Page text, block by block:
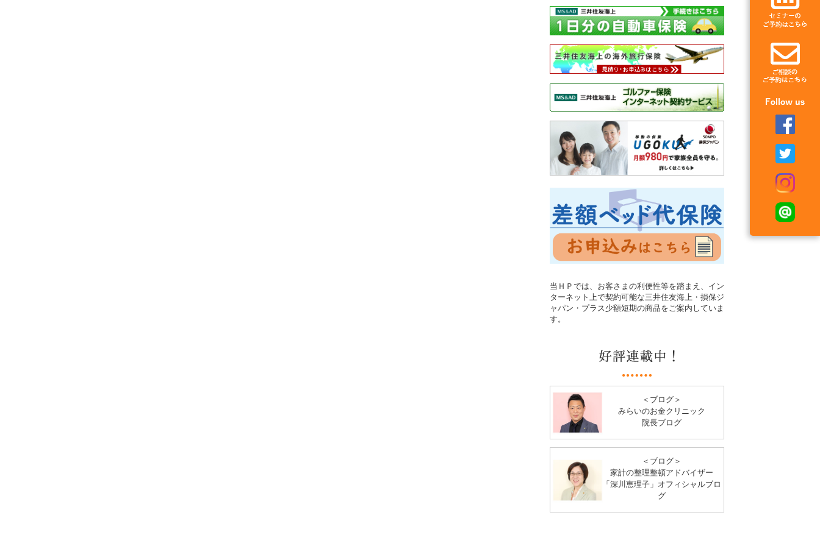
当ＨＰでは、お客さまの利便性等を踏まえ、イン
ターネット上で契約可能な三井住友海上・損保ジ
ャパン・プラス少額短期の商品をご案内していま
す。
＜ブログ＞
みらいのお金クリニック
院長ブログ
＜ブログ＞
家計の整理整頓アドバイザー
「深川恵理子」オフィシャルブロ
グ